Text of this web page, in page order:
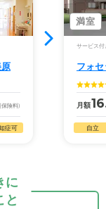
保険料)
症可
満室
サービス付
フォ
月額
自立
に
と